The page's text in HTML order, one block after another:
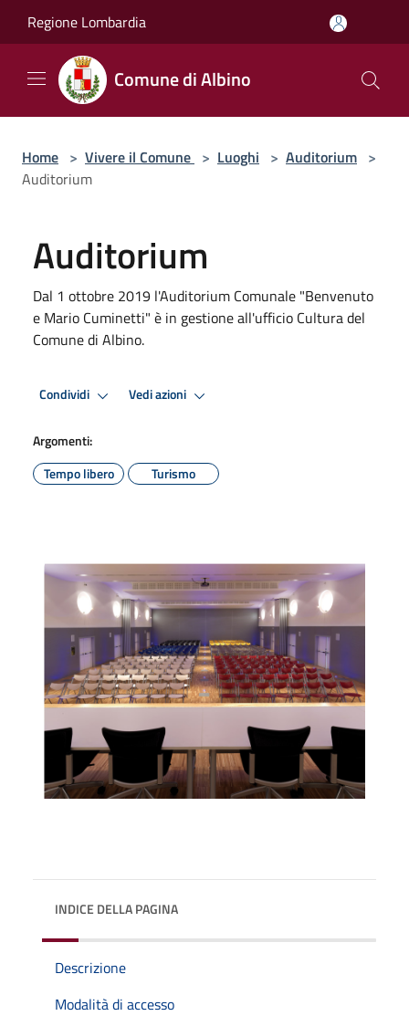
Regione Lombardia
Comune di Albino
Home > Vivere il Comune > Luoghi > Auditorium >
Auditorium
Auditorium
Dal 1 ottobre 2019 l'Auditorium Comunale "Benvenuto
e Mario Cuminetti" è in gestione all'ufficio Cultura del
Comune di Albino.
Condividi Vedi azioni
Argomenti:
Tempo libero
Turismo
INDICE DELLA PAGINA
Descrizione
Modalità di accesso